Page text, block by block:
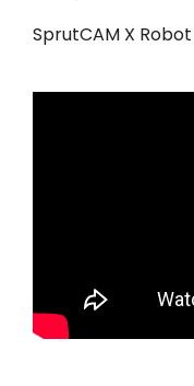
SprutCAM X